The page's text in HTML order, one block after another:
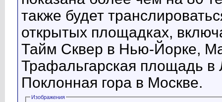
также будет
открытых площадках,
Тайм Сквер в Нью-Йорке,
Трафальгарская площадь
Поклонная гора в Москве.
Изображения